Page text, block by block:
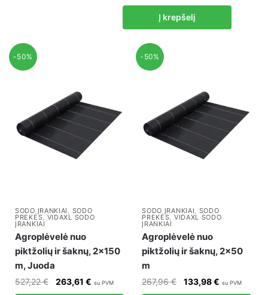
price
was:
203,58 €.
price
101,79 €.
Į krepšelį
-50%
SODO ĮRANKIAI , SODO
PREKĖS, VIDAXL SODO
ĮRANKIAI
Agroplėvelė nuo
piktžolių ir šaknų, 2×150
m, Juoda
527,22€
Original
263,61 € Current
su PVM
-50%
SODO ĮRANKIAI, SODO
PREKĖS, VIDAXL SODO
ĮRANKIAI
Agroplėvelė nuo
piktžolių ir šaknų, 2×50
m
267,96€
Original
133,98€ Current
su PVM